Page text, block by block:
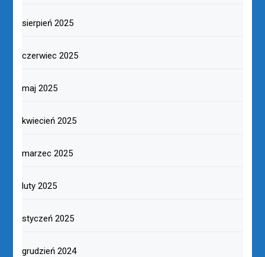
sierpień 2025
czerwiec 2025
maj 2025
kwiecień 2025
marzec 2025
luty 2025
styczeń 2025
grudzień 2024